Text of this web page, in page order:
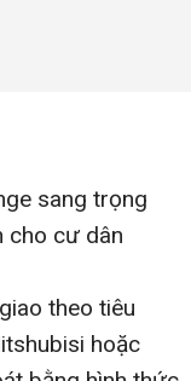
sang trọng
cho cư dân
theo tiêu
hoặc